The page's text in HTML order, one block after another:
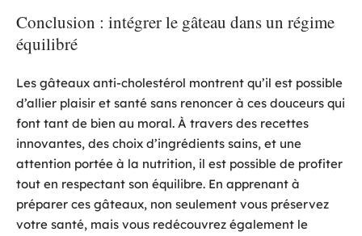
Conclusion : intégrer le gâteau dans un régime
équilibré
Les gâteaux anti-cholestérol montrent qu’il est possible
d’allier plaisir et santé sans renoncer à ces douceurs qui
font tant de bien au moral. À travers des recettes
innovantes, des choix d’ingrédients sains, et une
attention portée à la nutrition, il est possible de profiter
tout en respectant son équilibre. En apprenant à
préparer ces gâteaux, non seulement vous préservez
votre santé, mais vous redécouvrez également le